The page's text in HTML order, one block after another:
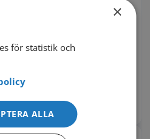
Broken English
Faithfull skriver
från folkmusik till new
×
för statistik och
ALLA